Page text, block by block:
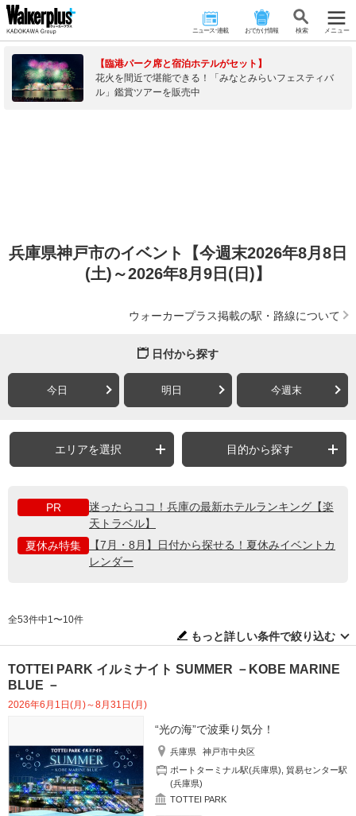
ニュース･連載 おでかけ情報 検 索 メニュー
【臨港パーク席と宿泊ホテルがセット】
花火を間近で堪能できる！「みなとみらいフェスティバ
ル」鑑賞ツアーを販売中
兵庫県神戸市のイベント【今週末2026年8月8日
(土)～2026年8月9日(日)】
ウォーカープラス掲載の駅・路線について
日付から探す
今日 明日 今週末
エリアを選択 目的から探す
PR
迷ったらココ！兵庫の最新ホテルランキング【楽
天トラベル】
夏休み特集
【7月・8月】日付から探せる！夏休みイベントカ
レンダー
全53件中1〜10件
もっと詳しい条件で絞り込む
TOTTEI PARK イルミナイト SUMMER －KOBE MARINE
BLUE －
2026年6月1日(月)～8月31日(月)
“光の海”で波乗り気分！
兵庫県
神戸市中央区
ポートターミナル駅(兵庫県)
貿易センター駅
(兵庫県)
TOTTEI PARK